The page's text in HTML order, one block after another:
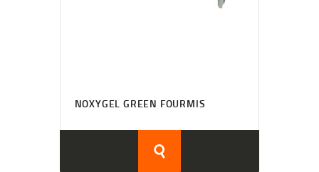
NOXYGEL GREEN FOURMIS